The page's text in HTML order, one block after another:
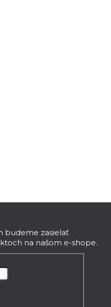
budeme zasielať
na našom e-shope.